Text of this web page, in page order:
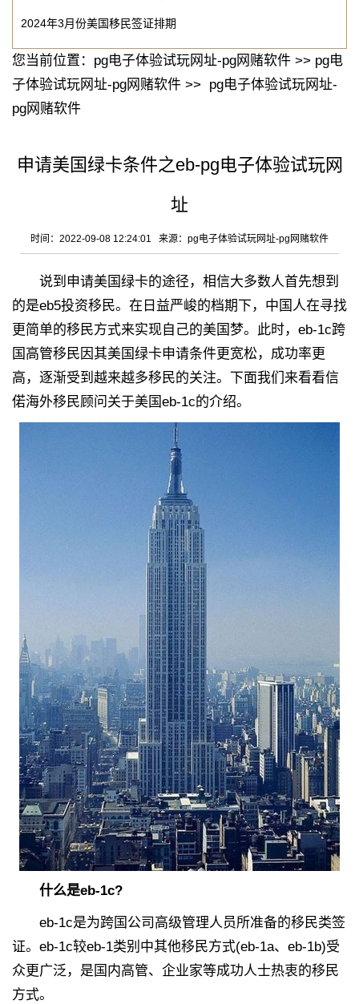
2024年3月份美国移民签证排期
您当前位置： pg电子体验试玩网址-pg网赌软件 >> pg电
子体验试玩网址-pg网赌软件 >> pg电子体验试玩网址-
pg网赌软件
申请美国绿卡条件之eb-pg电子体验试玩网
址
时间：2022-09-08 12:24:01 来源： pg电子体验试玩网址-pg网赌软件
说到申请美国绿卡的途径，相信大多数人首先想到
的是eb5投资移民。在日益严峻的档期下，中国人在寻找
更简单的移民方式来实现自己的美国梦。此时，eb-1c跨
国高管移民因其美国绿卡申请条件更宽松，成功率更
高，逐渐受到越来越多移民的关注。下面我们来看看信
偌海外移民顾问关于美国eb-1c的介绍。
什么是eb-1c?
eb-1c是为跨国公司高级管理人员所准备的移民类签
证。eb-1c较eb-1类别中其他移民方式(eb-1a、eb-1b)受
众更广泛，是国内高管、企业家等成功人士热衷的移民
方式。